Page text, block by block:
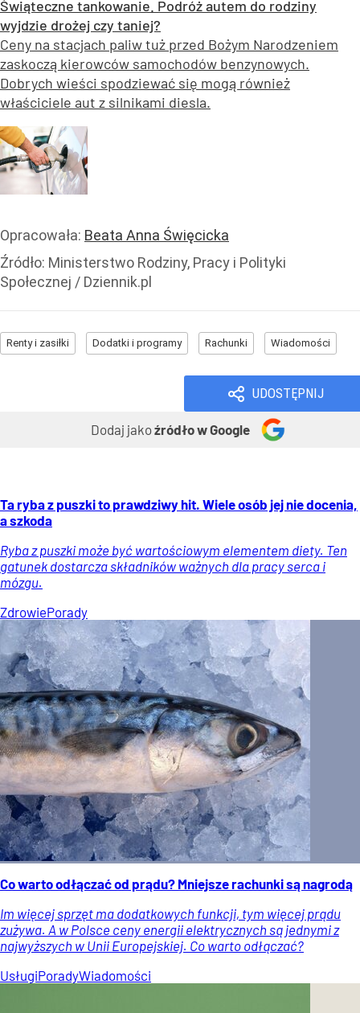
Świąteczne tankowanie. Podróż autem do rodziny
wyjdzie drożej czy taniej?
Ceny na stacjach paliw tuż przed Bożym Narodzeniem
zaskoczą kierowców samochodów benzynowych.
Dobrych wieści spodziewać się mogą również
właściciele aut z silnikami diesla.
Opracowała: Beata Anna Święcicka
Źródło: Ministerstwo Rodziny, Pracy i Polityki
Społecznej / Dziennik.pl
Renty i zasiłki Dodatki i programy Rachunki Wiadomości
UDOSTĘPNIJ
Dodaj jakoźródło w Google
Ta ryba z puszki to prawdziwy hit. Wiele osób jej nie docenia,
a szkoda
Ryba z puszki może być wartościowym elementem diety. Ten
gatunek dostarcza składników ważnych dla pracy serca i
mózgu.
ZdrowiePorady
Co warto odłączać od prądu? Mniejsze rachunki są nagrodą
Im więcej sprzęt ma dodatkowych funkcji, tym więcej prądu
zużywa. A w Polsce ceny energii elektrycznych są jednymi z
najwyższych w Unii Europejskiej. Co warto odłączać?
UsługiPoradyWiadomości